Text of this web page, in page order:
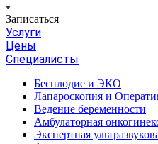
Записаться
Услуги
Цены
Специалисты
Бесплодие и ЭКО
Лапароскопия и
Ведение беременности
Амбулаторная
Экспертная